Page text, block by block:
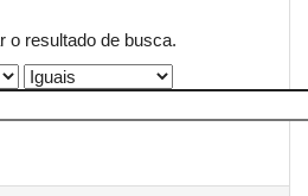
o resultado de busca.